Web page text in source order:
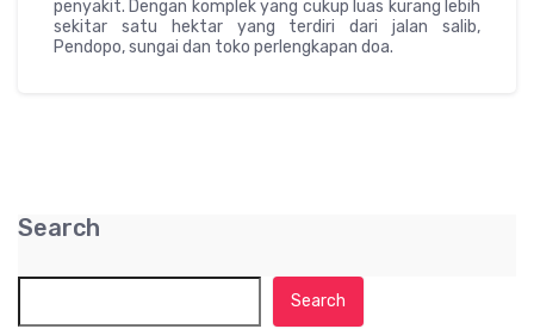
penyakit. Dengan komplek yang cukup luas kurang lebih
sekitar satu hektar yang terdiri dari jalan salib,
Pendopo, sungai dan toko perlengkapan doa.
Search
Search